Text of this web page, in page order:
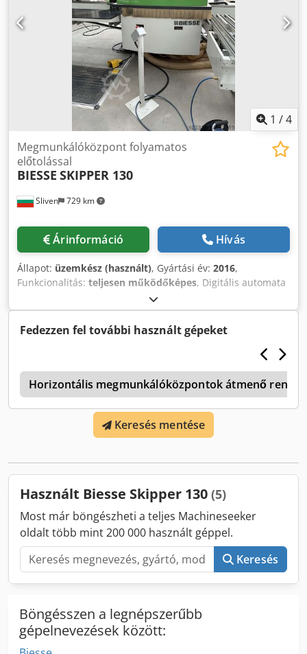
Isfx Aqljf A fúróegység 82 orsóval rendelkezik. A felső és
alsó maróorsók ISO 30 befogóval működnek. A motorok
csapágyai jó állapotúak és 24 000 ford/perc
fordulatszámon üzemelnek. A gép vezérlésére BiesseWorks
interfészt használ. Az elektromos szekrény elektronikája
tiszta, pormentes.
1 /4
Sliven 729 km
Megmunkálóközpont folyamatos
előtolással
BIESSE SKIPPER 130
Árinformáció Hívás
Állapot: üzemkész (használt), Gyártási év: 2016,
Funkcionalitás: teljesen működőképes, Digitális automata
fúrógép BIESSE SKIPPER 130 Csdpferkm R Hox Aqlsrf Üzemi
állapot. Szabad a rakodáshoz.
Fedezzen fel további használt gépeket
Horizontális megmunkálóközpontok átmenő
Keresés mentése
Használt Biesse Skipper 130 (5)
Most már böngészheti a teljes Machineseeker
oldalt több mint 200 000 használt géppel.
Keresés
Böngésszen a legnépszerűbb
gépelnevezések között: